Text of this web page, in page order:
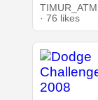
TIMUR_ATM
· 76 likes